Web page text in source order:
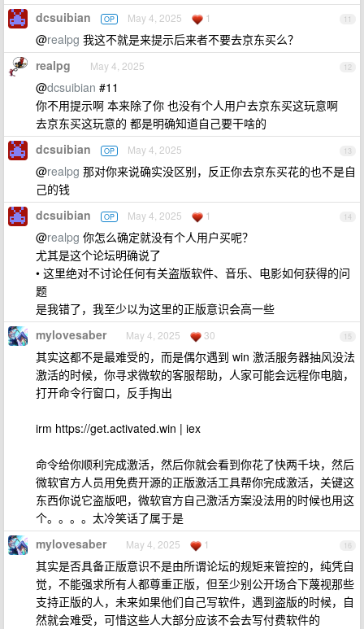
11
dcsuibian OP May 4, 2025 1
@realpg 我这不就是来提示后来者不要去京东买么？
12
realpg May 4, 2025
@dcsuibian #11
你不用提示啊 本来除了你 也没有个人用户去京东买这玩意啊
去京东买这玩意的 都是明确知道自己要干啥的
13
dcsuibian OP May 4, 2025
@realpg 那对你来说确实没区别，反正你去京东买花的也不是自
己的钱
14
dcsuibian OP May 4, 2025 1
@realpg 你怎么确定就没有个人用户买呢？
尤其是这个论坛明确说了
• 这里绝对不讨论任何有关盗版软件、音乐、电影如何获得的问
题
是我错了，我至少以为这里的正版意识会高一些
15
mylovesaber May 4, 2025 30
其实这都不是最难受的，而是偶尔遇到 win 激活服务器抽风没法
激活的时候，你寻求微软的客服帮助，人家可能会远程你电脑，
打开命令行窗口，反手掏出
irm https://get.activated.win | iex
命令给你顺利完成激活，然后你就会看到你花了快两千块，然后
微软官方人员用免费开源的正版激活工具帮你完成激活，关键这
东西你说它盗版吧，微软官方自己激活方案没法用的时候也用这
个。。。。太冷笑话了属于是
16
mylovesaber May 4, 2025 1
其实是否具备正版意识不是由所谓论坛的规矩来管控的，纯凭自
觉，不能强求所有人都尊重正版，但至少别公开场合下蔑视那些
支持正版的人，未来如果他们自己写软件，遇到盗版的时候，自
然就会难受，可惜这些人大部分应该不会去写付费软件的